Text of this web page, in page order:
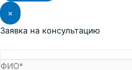
×
Заявка на консультацию